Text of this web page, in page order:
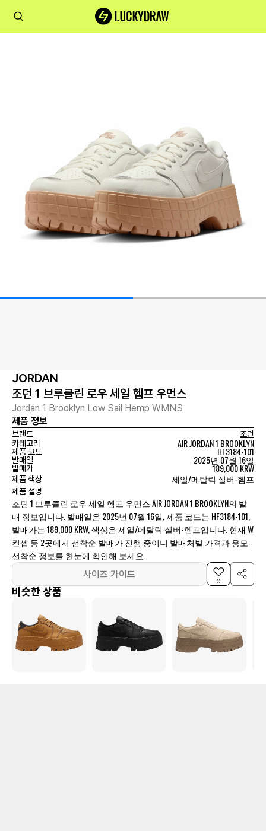
JORDAN
조던 1 브루클린 로우 세일 헴프 우먼스
Jordan 1 Brooklyn Low Sail Hemp WMNS
제품 정보
브랜드
조던
카테고리
AIR JORDAN 1 BROOKLYN
제품 코드 HF3184-101
발매일 2025년 07월 16일
발매가 189,000 KRW
제품 색상 세일/메탈릭 실버-헴프
제품 설명
조던 1 브루클린 로우 세일 헴프 우먼스 AIR JORDAN 1 BROOKLYN의 발
매 정보입니다. 발매일은 2025년 07월 16일, 제품 코드는 HF3184-101,
발매가는 189,000 KRW, 색상은 세일/메탈릭 실버-헴프입니다. 현재 W
컨셉 등 2곳에서 선착순 발매가 진행 중이니 발매처별 가격과 응모·
선착순 정보를 한눈에 확인해 보세요.
사이즈 가이드
0
비슷한 상품